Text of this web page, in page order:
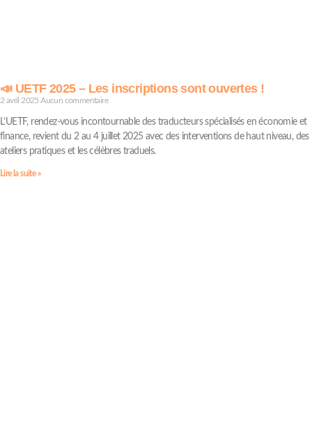
📣 UETF 2025 – Les inscriptions sont ouvertes !
2 avril 2025Aucun commentaire
L’UETF, rendez-vous incontournable des traducteurs spécialisés en économie et
finance, revient du 2 au 4 juillet 2025 avec des interventions de haut niveau, des
ateliers pratiques et les célèbres traduels.
Lire la suite »